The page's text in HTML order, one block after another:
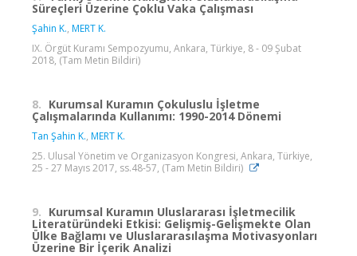
Süreçleri Üzerine Çoklu Vaka Çalışması
Şahin K., MERT K.
IX. Örgüt Kuramı Sempozyumu, Ankara, Türkiye, 8 - 09 Şubat
2018, (Tam Metin Bildiri)
8. Kurumsal Kuramın Çokuluslu İşletme
Çalışmalarında Kullanımı: 1990-2014 Dönemi
Tan Şahin K., MERT K.
25. Ulusal Yönetim ve Organizasyon Kongresi, Ankara, Türkiye,
25 - 27 Mayıs 2017, ss.48-57, (Tam Metin Bildiri)
9. Kurumsal Kuramın Uluslararası İşletmecilik
Literatüründeki Etkisi: Gelişmiş-Gelişmekte Olan
Ülke Bağlamı ve Uluslararasılaşma Motivasyonları
Üzerine Bir İçerik Analizi